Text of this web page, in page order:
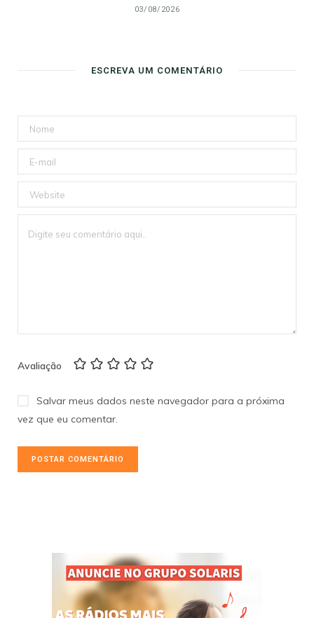
03/08/2026
ESCREVA UM COMENTÁRIO
Avaliação
Salvar meus dados neste navegador para a próxima
vez que eu comentar.